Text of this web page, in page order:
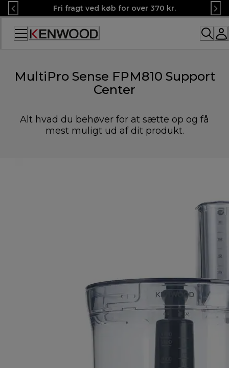
Skip
to
Content
Fri fragt ved køb for over 370 kr.
MultiPro Sense FPM810 Support
Center
Alt hvad du behøver for at sætte op og få
mest muligt ud af dit produkt.